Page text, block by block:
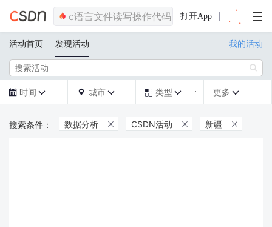
打开App
活动首页 发现活动 我的活动

 时间   城市   类型  更多 
数据分析  CSDN活动  新疆 